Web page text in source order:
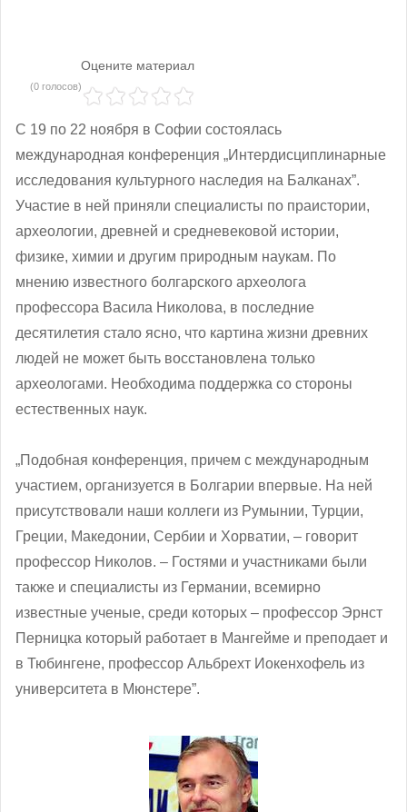
Оцените материал
(0 голосов)
С 19 по 22 ноября в Софии состоялась
международная конференция „Интердисциплинарные
исследования культурного наследия на Балканах”.
Участие в ней приняли специалисты по праистории,
археологии, древней и средневековой истории,
физике, химии и другим природным наукам. По
мнению известного болгарского археолога
профессора Васила Николова, в последние
десятилетия стало ясно, что картина жизни древних
людей не может быть восстановлена только
археологами. Необходима поддержка со стороны
естественных наук.
„Подобная конференция, причем с международным
участием, организуется в Болгарии впервые. На ней
присутствовали наши коллеги из Румынии, Турции,
Греции, Македонии, Сербии и Хорватии, – говорит
профессор Николов. – Гостями и участниками были
также и специалисты из Германии, всемирно
известные ученые, среди которых – профессор Эрнст
Перницка который работает в Мангейме и преподает и
в Тюбингене, профессор Альбрехт Иокенхофель из
университета в Мюнстере”.